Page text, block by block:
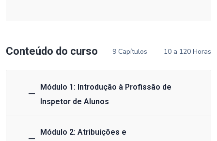
Conteúdo do curso 9 Capítulos 10 a 120 Horas
Módulo 1: Introdução à Profissão de
Inspetor de Alunos
Módulo 2: Atribuições e